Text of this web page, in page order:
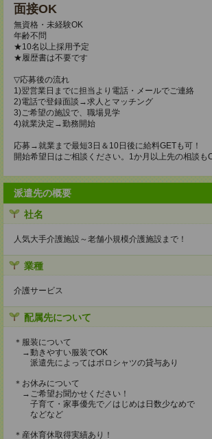
面接OK
無資格・未経験OK
年齢不問
★10名以上採用予定
★履歴書は不要です
▽応募後の流れ
1)翌営業日までに担当より電話・メールでご連絡
2)電話で登録面談→求人とマッチング
3)ご希望の施設で、職場見学
4)就業決定→勤務開始
応募→就業まで最短3日＆10日後に給料GETも可！
開始希望日はご相談ください。1か月以上先の相談も
派遣先の概要
社名
人気大手介護施設～老舗小規模介護施設まで！
業種
介護サービス
配属先について
＊服装について
→動きやすい服装でOK
派遣先によってはポロシャツの貸与あり
＊お休みについて
→ご希望お聞かせください！
子育て・家事優先で／はじめは日数少なめで
などなど
＊産休育休取得実績あり！